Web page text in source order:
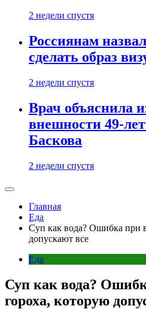
2 недели спустя
Россиянам
сделать образ
2 недели спустя
Врач объяснила
внешности 49-
Баскова
2 недели спустя
Главная
Еда
Суп как вода? Ошибка при
допускают все
Еда
Суп как вода?
гороха, которую